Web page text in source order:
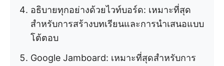
อธิบายทุกอย่างด้วยไวท์บอร์ด: เหมาะที่สุด
สำหรับการสร้างบทเรียนและการนำเสนอแบบ
โต้ตอบ
Google Jamboard: เหมาะที่สุดสำหรับการ